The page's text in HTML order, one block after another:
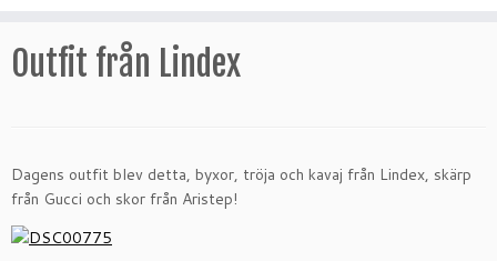
Outfit från Lindex
Dagens outfit blev detta, byxor, tröja och kavaj från Lindex, skärp
från Gucci och skor från Aristep!